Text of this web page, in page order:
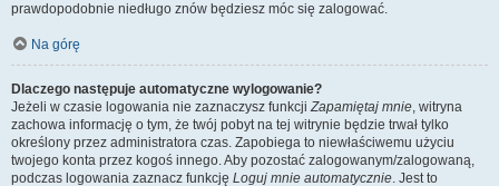
prawdopodobnie niedługo znów będziesz móc się zalogować.
Na górę
Dlaczego następuje automatyczne wylogowanie?
Jeżeli w czasie logowania nie zaznaczysz funkcjiZapamiętaj mnie, witryna
zachowa informację o tym, że twój pobyt na tej witrynie będzie trwał tylko
określony przez administratora czas. Zapobiega to niewłaściwemu użyciu
twojego konta przez kogoś innego. Aby pozostać zalogowanym/zalogowaną,
podczas logowania zaznacz funkcję Loguj mnie automatycznie. Jest to